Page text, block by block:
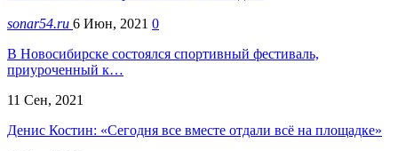
sonar54.ru 6 Июн, 2021 0
В Новосибирске состоялся спортивный фестиваль,
приуроченный к…
11 Сен, 2021
Денис Костин: «Сегодня все вместе отдали всё на площадке»